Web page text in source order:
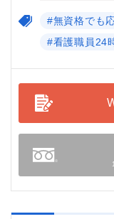
#無資格でも
#看護職員24